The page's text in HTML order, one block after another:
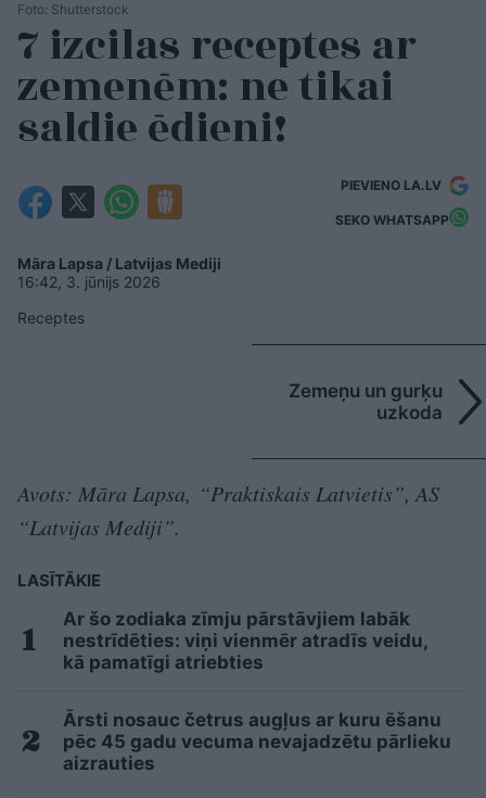
Foto: Shutterstock
7 izcilas receptes ar
zemenēm: ne tikai
saldie ēdieni!
PIEVIENO LA.LV
SEKO WHATSAPP
Māra Lapsa / Latvijas Mediji
16:42, 3. jūnijs 2026
Receptes
Zemeņu un gurķu
uzkoda
Avots: Māra Lapsa, “Praktiskais Latvietis”, AS
“Latvijas Mediji”.
LASĪTĀKIE
Ar šo zodiaka zīmju pārstāvjiem labāk
nestrīdēties: viņi vienmēr atradīs veidu,
kā pamatīgi atriebties
Ārsti nosauc četrus augļus ar kuru ēšanu
pēc 45 gadu vecuma nevajadzētu pārlieku
aizrauties